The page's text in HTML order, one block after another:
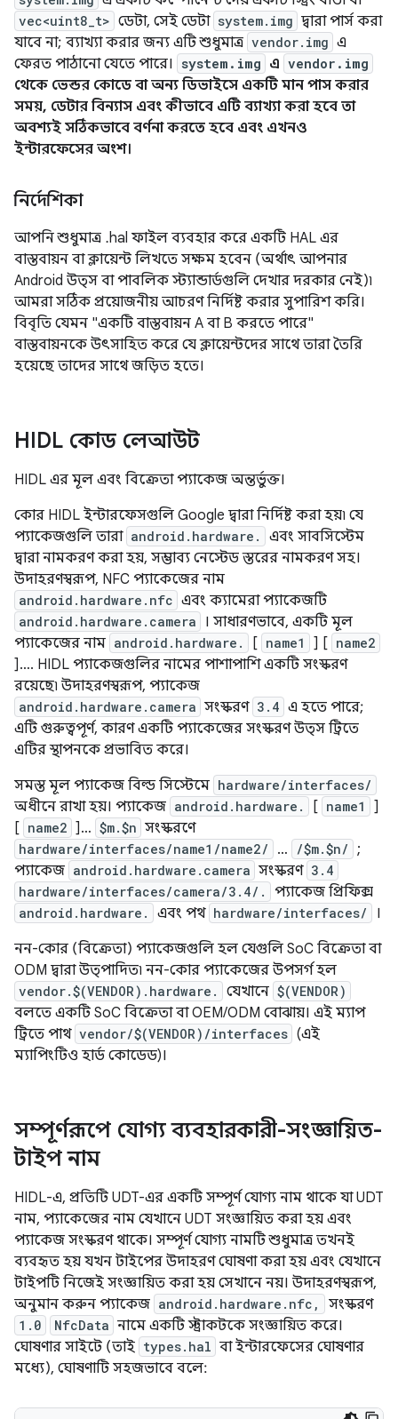
vec<uint8_t> ডেটা, সেই ডেটা system.img দ্বারা পার্স করা
যাবে না; ব্যাখ্যা করার জন্য এটি শুধুমাত্র vendor.img এ
ফেরত পাঠানো যেতে পারে। system.img এ vendor.img
থেকে ভেন্ডর কোডে বা অন্য ডিভাইসে একটি মান পাস করার
সময়, ডেটার বিন্যাস এবং কীভাবে এটি ব্যাখ্যা করা হবে তা
অবশ্যই সঠিকভাবে বর্ণনা করতে হবে এবং এখনও
ইন্টারফেসের অংশ।
নির্দেশিকা
আপনি শুধুমাত্র .hal ফাইল ব্যবহার করে একটি HAL এর
বাস্তবায়ন বা ক্লায়েন্ট লিখতে সক্ষম হবেন (অর্থাৎ আপনার
Android উত্স বা পাবলিক স্ট্যান্ডার্ডগুলি দেখার দরকার নেই)৷
আমরা সঠিক প্রয়োজনীয় আচরণ নির্দিষ্ট করার সুপারিশ করি।
বিবৃতি যেমন "একটি বাস্তবায়ন A বা B করতে পারে"
বাস্তবায়নকে উৎসাহিত করে যে ক্লায়েন্টদের সাথে তারা তৈরি
হয়েছে তাদের সাথে জড়িত হতে।
HIDL কোড লেআউট
HIDL এর মূল এবং বিক্রেতা প্যাকেজ অন্তর্ভুক্ত।
কোর HIDL ইন্টারফেসগুলি Google দ্বারা নির্দিষ্ট করা হয়৷ যে
প্যাকেজগুলি তারা android.hardware.
এবং সাবসিস্টেম
দ্বারা নামকরণ করা হয়, সম্ভাব্য নেস্টেড স্তরের নামকরণ সহ।
উদাহরণস্বরূপ, NFC প্যাকেজের নাম
android.hardware.nfc এবং ক্যামেরা প্যাকেজটি
android.hardware.camera
। সাধারণভাবে, একটি মূল
প্যাকেজের নাম android.hardware. [ name1 ] [ name2
]…. HIDL প্যাকেজগুলির নামের পাশাপাশি একটি সংস্করণ
রয়েছে৷ উদাহরণস্বরূপ, প্যাকেজ
android.hardware.camera সংস্করণ 3.4 এ হতে পারে;
এটি গুরুত্বপূর্ণ, কারণ একটি প্যাকেজের সংস্করণ উত্স ট্রিতে
এটির স্থাপনকে প্রভাবিত করে।
সমস্ত মূল প্যাকেজ বিল্ড সিস্টেমে hardware/interfaces/
অধীনে রাখা হয়। প্যাকেজ android.hardware. [ name1
]
[ name2 ]… $m.$n সংস্করণে
hardware/interfaces/name1/name2/ … /$m.$n/ ;
প্যাকেজ android.hardware.camera সংস্করণ 3.4
hardware/interfaces/camera/3.4/.
প্যাকেজ প্রিফিক্স
android.hardware. এবং পথ hardware/interfaces/
।
নন-কোর (বিক্রেতা) প্যাকেজগুলি হল যেগুলি SoC বিক্রেতা বা
ODM দ্বারা উত্পাদিত৷ নন-কোর প্যাকেজের উপসর্গ হল
vendor.$(VENDOR).hardware. যেখানে $(VENDOR)
বলতে একটি SoC বিক্রেতা বা OEM/ODM বোঝায়। এই ম্যাপ
ট্রিতে পাথ vendor/$(VENDOR)/interfaces (এই
ম্যাপিংটিও হার্ড কোডেড)।
সম্পূর্ণরূপে যোগ্য ব্যবহারকারী-সংজ্ঞায়িত-
টাইপ নাম
HIDL-এ, প্রতিটি UDT-এর একটি সম্পূর্ণ যোগ্য নাম থাকে যা UDT
নাম, প্যাকেজের নাম যেখানে UDT সংজ্ঞায়িত করা হয় এবং
প্যাকেজ সংস্করণ থাকে। সম্পূর্ণ যোগ্য নামটি শুধুমাত্র তখনই
ব্যবহৃত হয় যখন টাইপের উদাহরণ ঘোষণা করা হয় এবং যেখানে
টাইপটি নিজেই সংজ্ঞায়িত করা হয় সেখানে নয়। উদাহরণস্বরূপ,
অনুমান করুন প্যাকেজ android.hardware.nfc, সংস্করণ
1.0 NfcData নামে একটি স্ট্রাকটকে সংজ্ঞায়িত করে।
ঘোষণার সাইটে (তাই types.hal বা ইন্টারফেসের ঘোষণার
মধ্যে), ঘোষণাটি সহজভাবে বলে: